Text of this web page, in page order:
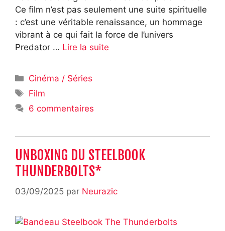
Ce film n’est pas seulement une suite spirituelle
: c’est une véritable renaissance, un hommage
vibrant à ce qui fait la force de l’univers
Predator … Lire la suite
Catégories
Cinéma / Séries
Étiquettes
Film
6 commentaires
UNBOXING DU STEELBOOK
THUNDERBOLTS*
03/09/2025 par Neurazic